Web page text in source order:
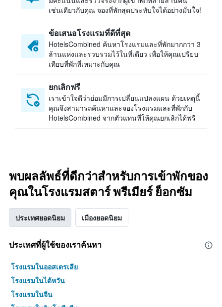
เช่นเดียวกับคุณ จองที่พักสุดประทับใจได้อย่างมั่นใจ!
ข้อเสนอโรงแรมที่ดีที่สุด
HotelsCombined ค้นหาโรงแรมและที่พักมากกว่า 3
ล้านแห่งและรวบรวมไว้ในที่เดียว เพื่อให้คุณเปรียบ
เทียบที่พักที่เหมาะกับคุณ
ยกเลิกฟรี
เราเข้าใจดีว่าย่อมมีการเปลี่ยนแปลงแผน ด้วยเหตุนี้
คุณจึงสามารถค้นหาและจองโรงแรมและที่พักกับ
HotelsCombined จากตัวแทนที่ให้คุณยกเลิกได้ฟรี
พบผลลัพธ์ที่ดีกว่าสำหรับการเข้าพักของ
คุณในโรงแรมสตาร์ พรีเมียร์ ย็อกซัม
ประเทศยอดนิยม เมืองยอดนิยม
ประเทศที่ผู้ใช้ของเราค้นหา
โรงแรมในออสเตรเลีย
โรงแรมในไต้หวัน
โรงแรมในจีน